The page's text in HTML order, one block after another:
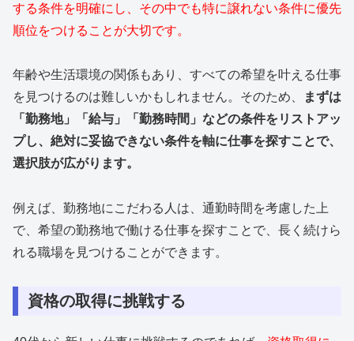
する条件を明確にし、その中でも特に譲れない条件に優先
順位をつけることが大切です。
年齢や生活環境の関係もあり、すべての希望を叶える仕事
を見つけるのは難しいかもしれません。そのため、
まずは
「勤務地」「給与」「勤務時間」などの条件をリストアッ
プし、絶対に妥協できない条件を軸に仕事を探すことで、
選択肢が広がります。
例えば、勤務地にこだわる人は、通勤時間を考慮した上
で、希望の勤務地で働ける仕事を探すことで、長く続けら
れる職場を見つけることができます。
資格の取得に挑戦する